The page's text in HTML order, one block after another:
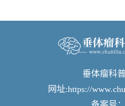
垂体瘤科
网址:https://